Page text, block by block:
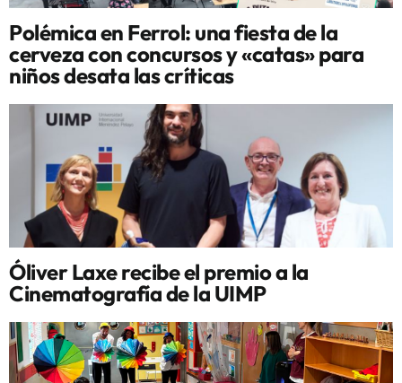
Polémica en Ferrol: una fiesta de la
cerveza con concursos y «catas» para
niños desata las críticas
Óliver Laxe recibe el premio a la
Cinematografía de la UIMP